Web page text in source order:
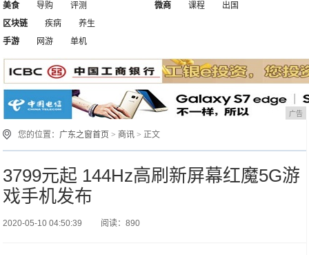
美食
导购 评测
微商
课程
出国
区块链
疾病
养生
手游
网游 单机
广告
您的位置： 广东之窗首页 > 商讯 > 正文
3799元起 144Hz高刷新屏幕红魔5G游
戏手机发布
2020-05-10 04:50:39 阅读：890